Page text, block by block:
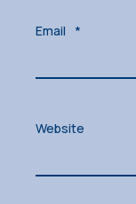
Email *
Website